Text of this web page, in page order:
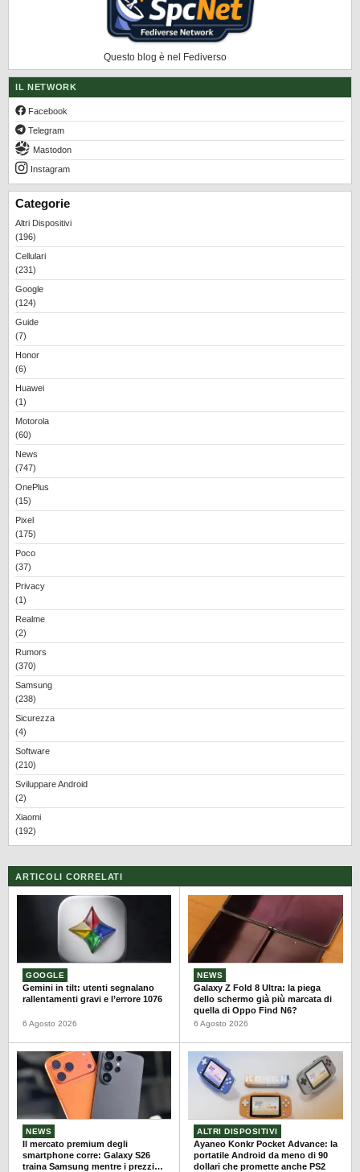
Questo blog è nel Fediverso
IL NETWORK
Facebook
Telegram
Mastodon
Instagram
Categorie
Altri Dispositivi
(196)
Cellulari
(231)
Google
(124)
Guide
(7)
Honor
(6)
Huawei
(1)
Motorola
(60)
News
(747)
OnePlus
(15)
Pixel
(175)
Poco
(37)
Privacy
(1)
Realme
(2)
Rumors
(370)
Samsung
(238)
Sicurezza
(4)
Software
(210)
Sviluppare Android
(2)
Xiaomi
(192)
ARTICOLI CORRELATI
GOOGLE
Gemini in tilt: utenti segnalano
rallentamenti gravi e l’errore 1076
6 Agosto 2026
NEWS
Galaxy Z Fold 8 Ultra: la piega
dello schermo già più marcata di
quella di Oppo Find N6?
6 Agosto 2026
NEWS
Il mercato premium degli
smartphone corre: Galaxy S26
traina Samsung mentre i prezzi
ALTRI DISPOSITIVI
Ayaneo Konkr Pocket Advance: la
portatile Android da meno di 90
dollari che promette anche PS2